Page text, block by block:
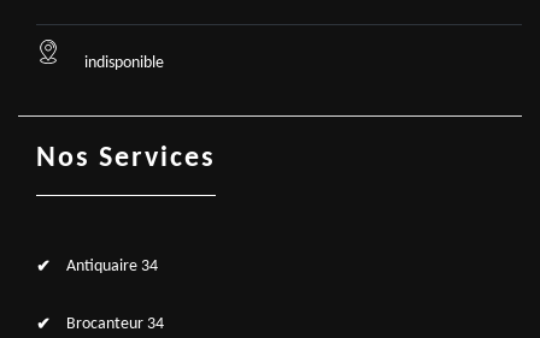
indisponible
Nos Services
Antiquaire 34
Brocanteur 34